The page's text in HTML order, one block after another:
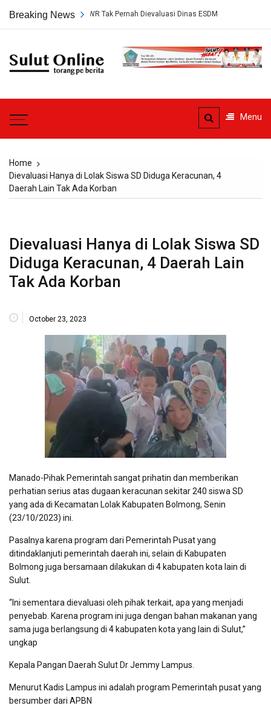
Breaking News
PT HWR Tak Pernah Dievaluasi Dinas ESDM
Sulut
Menu
Home
Dievaluasi Hanya di Lolak Siswa SD Diduga Keracunan, 4
Daerah Lain Tak Ada Korban
Dievaluasi Hanya di Lolak Siswa SD
Diduga Keracunan, 4 Daerah Lain
Tak Ada Korban
October 23, 2023
Manado-Pihak Pemerintah sangat prihatin dan memberikan
perhatian serius atas dugaan keracunan sekitar 240 siswa SD
yang ada di Kecamatan Lolak Kabupaten Bolmong, Senin
(23/10/2023) ini.
Pasalnya karena program dari Pemerintah Pusat yang
ditindaklanjuti pemerintah daerah ini, selain di Kabupaten
Bolmong juga bersamaan dilakukan di 4 kabupaten kota lain di
Sulut.
“Ini sementara dievaluasi oleh pihak terkait, apa yang menjadi
penyebab. Karena program ini juga dengan bahan makanan yang
sama juga berlangsung di 4 kabupaten kota yang lain di Sulut,”
ungkap
Kepala Pangan Daerah Sulut Dr Jemmy Lampus.
Menurut Kadis Lampus ini adalah program Pemerintah pusat yang
bersumber dari APBN